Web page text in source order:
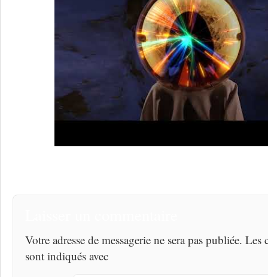
Votre adresse de messagerie ne sera pas publiée.
sont indiqués avec